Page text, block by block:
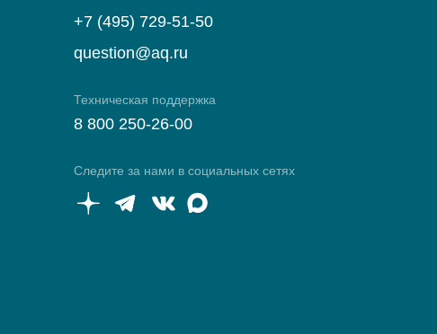
+7 (495) 729-51-50
question@aq.ru
Техническая поддержка
8 800 250-26-00
Следите за нами в социальных сетях